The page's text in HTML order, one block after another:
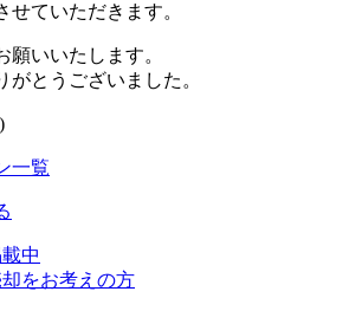
ていただきます。
願いいたします。
がとうございました。
一覧